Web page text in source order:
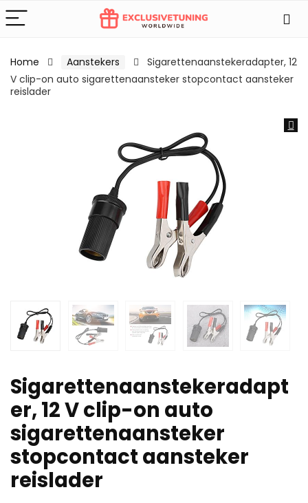
Home Aanstekers
Sigarettenaanstekeradapter, 12
V clip-on auto sigarettenaansteker stopcontact aansteker
reislader
Sigarettenaanstekeradapt
er, 12 V clip-on auto
sigarettenaansteker
stopcontact aansteker
reislader